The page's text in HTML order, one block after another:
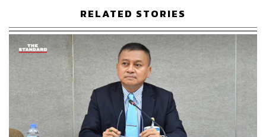
สารสนเทศและไซเบอร์ จึงขอเสนอรัฐบาลและกระทรวง
กลาโหมในกำกับของภูมิธรรม รองนายกฯ ให้ความสำคัญ
กับภัยคุกคามสมัยใหม่ที่ทวีความรุนแรงมากขึ้นเรื่อยๆ” น.อ.
กันต์พัฒน์ ระบุ
น.อ. กันต์พัฒน์ เปิดเผยด้วยว่า ปัจจุบันบริษัทขยายการตลาด
ไปยังต่างประเทศ โดยมีพันธมิตรความร่วมมือในเรื่อง UAV
แล้วในหลายประเทศ เช่น เยอรมนี แคนาดา โปรตุเกส เป็นต้น
ซึ่งในสถานการณ์ที่มีการเปลี่ยนแปลงภูมิรัฐศาสตร์
RELATED STORIES